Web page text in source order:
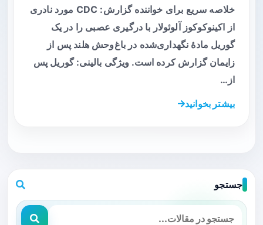
خلاصه سریع برای خواننده گزارش: CDC مورد نادری
از اکینوکوکوز آلوئولار با درگیری عصبی را در یک
گوریل مادهٔ نگهداری‌شده در باغ‌وحش هلند پس از
زایمان گزارش کرده است. ویژگی بالینی: گوریل پس
از…
بیشتر بخوانید
جستجو